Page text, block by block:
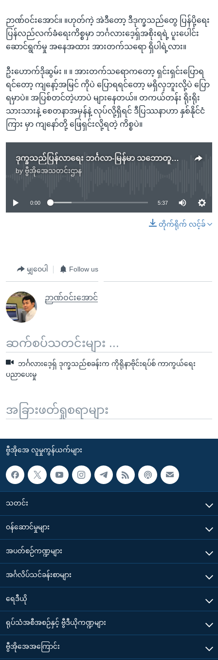
ဉာဏ်ဝင်းအောင်။ ။ဟုတ်ကဲ့ အဲဒီတော့ ဒီဒုက္ခသည်တွေ ပြန်ပို့ရေး
ပြန်လည်လက်ခံရေးကိစ္စမှာ ဘင်္ဂလားဒေ့ရှ်အစိုးရရဲ့ ပူးပေါင်း
ဆောင်ရွက်မှု အနေအထား အားတက်သရော ရှိပါရဲ့လား။
ဦးဟောက်ဒိုဆွမ်း ။ ။ အားတက်သရောကတော့ ရှင်းရှင်းပြောရ
ရင်တော့ ကျနော့်အမြင် ကိုပဲ ပြောရရင်တော့ မရှိလှဘူးလို့ပဲ ပြော
ရမှာပဲ။ အပြစ်တင်တဲ့ဟာပဲ များနေတယ်။ တကယ်တန်း ရိုးရိုး
သားသားနဲ့ စေတနာအမှန်နဲ့ လုပ်လို့ရှိရင် ဒီပြဿနာဟာ နှစ်နိုင်ငံ
ကြား မှာ ကျနော်တို့ ဖြေရှင်းလို့ရတဲ့ ကိစ္စပဲ။
ဒုက္ခသည်ပြန်လာရေး ဘင်္ဂလာ-မြန်မာ သဘောတူညီချက် လိုက်နာဖို့လို
by ဗွီအိုအေသတင်းဌာန
No media source currently available
0:00 5:37
တိုက်ရိုက် လင့်ခ်
မျှဝေပါ Follow us
ဉာဏ်ဝင်းအောင်
ဆက်စပ်သတင်းများ ...
ဘင်္ဂလားဒေ့ရှ် ဒုက္ခသည်စခန်းက ကိုရိုနာဗိုင်းရပ်စ် ကာကွယ်ရေး
ပညာပေးမှု
အခြားဖတ်ရှုစရာများ
ဗွီအိုအေ လူမှုကွန်ယက်များ
သတင်း
၀န်ဆောင်မှုများ
အပတ်စဉ်ကဏ္ဍများ
အင်္ဂလိပ်သင်ခန်းစာများ
ရေဒီယို
ရုပ်သံအစီအစဉ်နှင့် ဗွီဒီယိုကဏ္ဍများ
ဗွီအိုအေအကြောင်း